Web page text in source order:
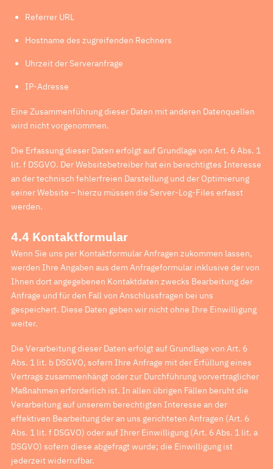
Referrer URL
Hostname des zugreifenden Rechners
Uhrzeit der Serveranfrage
IP-Adresse
Eine Zusammenführung dieser Daten mit anderen Datenquellen
wird nicht vorgenommen.
Die Erfassung dieser Daten erfolgt auf Grundlage von Art. 6 Abs. 1
lit. f DSGVO. Der Websitebetreiber hat ein berechtigtes Interesse
an der technisch fehlerfreien Darstellung und der Optimierung
seiner Website – hierzu müssen die Server-Log-Files erfasst
werden.
4.4 Kontaktformular
Wenn Sie uns per Kontaktformular Anfragen zukommen lassen,
werden Ihre Angaben aus dem Anfrageformular inklusive der von
Ihnen dort angegebenen Kontaktdaten zwecks Bearbeitung der
Anfrage und für den Fall von Anschlussfragen bei uns
gespeichert. Diese Daten geben wir nicht ohne Ihre Einwilligung
weiter.
Die Verarbeitung dieser Daten erfolgt auf Grundlage von Art. 6
Abs. 1 lit. b DSGVO, sofern Ihre Anfrage mit der Erfüllung eines
Vertrags zusammenhängt oder zur Durchführung vorvertraglicher
Maßnahmen erforderlich ist. In allen übrigen Fällen beruht die
Verarbeitung auf unserem berechtigten Interesse an der
effektiven Bearbeitung der an uns gerichteten Anfragen (Art. 6
Abs. 1 lit. f DSGVO) oder auf Ihrer Einwilligung (Art. 6 Abs. 1 lit. a
DSGVO) sofern diese abgefragt wurde; die Einwilligung ist
jederzeit widerrufbar.